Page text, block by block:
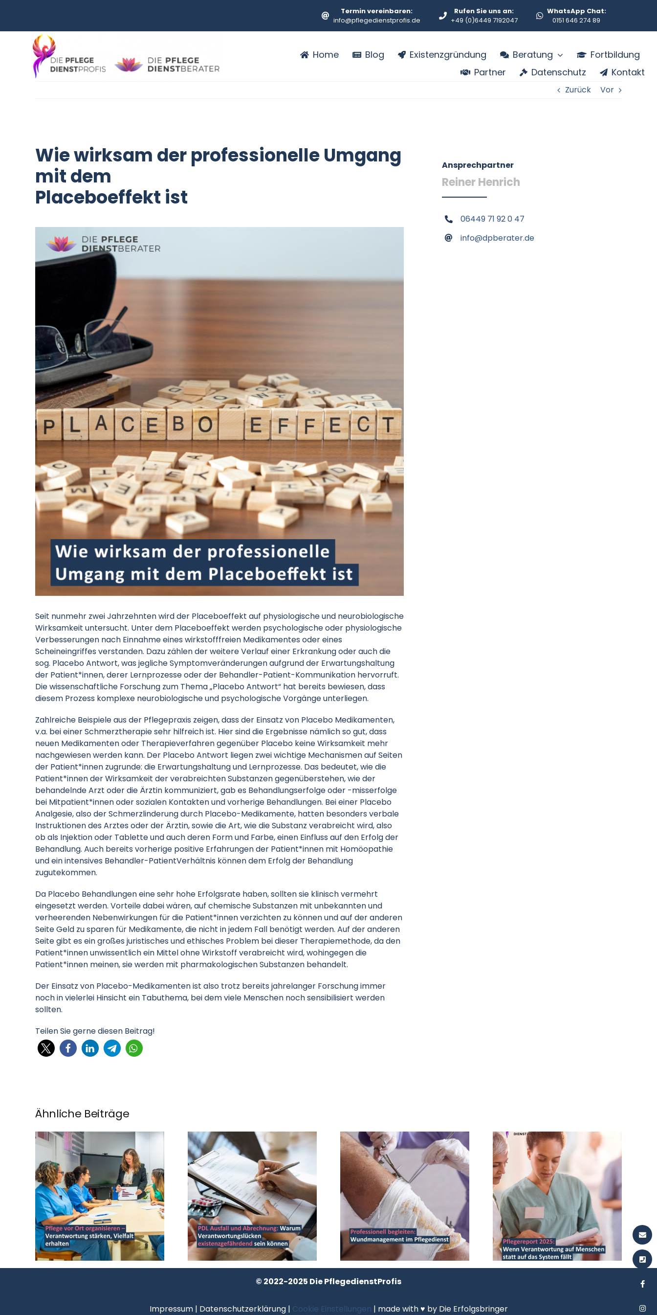
springen
Termin vereinbaren:
info@pflegedienstprofis.de
Rufen Sie uns an:
+49 (0)6449 7192047
WhatsApp Chat:
0151 646 274 89
Home Blog Existenzgründung Beratung
Fortbildung
Partner
Datenschutz Kontakt
Zurück Vor
Wie wirksam der professionelle Umgang
mit dem
Placeboeffekt ist
Seit nunmehr zwei Jahrzehnten wird der Placeboeffekt auf physiologische und neurobiologische
Wirksamkeit untersucht. Unter dem Placeboeffekt werden psychologische oder physiologische
Verbesserungen nach Einnahme eines wirkstofffreien Medikamentes oder eines
Scheineingriffes verstanden. Dazu zählen der weitere Verlauf einer Erkrankung oder auch die
sog. Placebo Antwort, was jegliche Symptomveränderungen aufgrund der Erwartungshaltung
der Patient*innen, derer Lernprozesse oder der Behandler-Patient-Kommunikation hervorruft.
Die wissenschaftliche Forschung zum Thema „Placebo Antwort“ hat bereits bewiesen, dass
diesem Prozess komplexe neurobiologische und psychologische Vorgänge unterliegen.
Zahlreiche Beispiele aus der Pflegepraxis zeigen, dass der Einsatz von Placebo Medikamenten,
v.a. bei einer Schmerztherapie sehr hilfreich ist. Hier sind die Ergebnisse nämlich so gut, dass
neuen Medikamenten oder Therapieverfahren gegenüber Placebo keine Wirksamkeit mehr
nachgewiesen werden kann. Der Placebo Antwort liegen zwei wichtige Mechanismen auf Seiten
der Patient*innen zugrunde: die Erwartungshaltung und Lernprozesse. Das bedeutet, wie die
Patient*innen der Wirksamkeit der verabreichten Substanzen gegenüberstehen, wie der
behandelnde Arzt oder die Ärztin kommuniziert, gab es Behandlungserfolge oder -misserfolge
bei Mitpatient*innen oder sozialen Kontakten und vorherige Behandlungen. Bei einer Placebo
Analgesie, also der Schmerzlinderung durch Placebo-Medikamente, hatten besonders verbale
Instruktionen des Arztes oder der Ärztin, sowie die Art, wie die Substanz verabreicht wird, also
ob als Injektion oder Tablette und auch deren Form und Farbe, einen Einfluss auf den Erfolg der
Behandlung. Auch bereits vorherige positive Erfahrungen der Patient*innen mit Homöopathie
und ein intensives Behandler-PatientVerhältnis können dem Erfolg der Behandlung
zugutekommen.
Da Placebo Behandlungen eine sehr hohe Erfolgsrate haben, sollten sie klinisch vermehrt
eingesetzt werden. Vorteile dabei wären, auf chemische Substanzen mit unbekannten und
verheerenden Nebenwirkungen für die Patient*innen verzichten zu können und auf der anderen
Seite Geld zu sparen für Medikamente, die nicht in jedem Fall benötigt werden. Auf der anderen
Seite gibt es ein großes juristisches und ethisches Problem bei dieser Therapiemethode, da den
Patient*innen unwissentlich ein Mittel ohne Wirkstoff verabreicht wird, wohingegen die
Patient*innen meinen, sie werden mit pharmakologischen Substanzen behandelt.
Der Einsatz von Placebo-Medikamenten ist also trotz bereits jahrelanger Forschung immer
noch in vielerlei Hinsicht ein Tabuthema, bei dem viele Menschen noch sensibilisiert werden
sollten.
Teilen Sie gerne diesen Beitrag!
Ansprechpartner
Reiner Henrich
06449 71 92 0 47
info@dpberater.de
Ähnliche Beiträge
© 2022-2025 Die PflegedienstProfis
Impressum| Datenschutzerklärung| Cookie Einstellungen | made with ♥ by Die Erfolgsbringer